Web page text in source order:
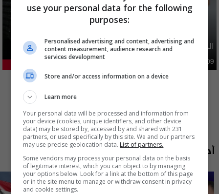
الدولار يواصل الارتفاع امام الدينار العراقي
09:50 | 2026-08-09
المزيد
أحدث الحلقات
use your personal data for the following
purposes:
Personalised advertising and content, advertising and
content measurement, audience research and
services development
Store and/or access information on a device
Learn more
Your personal data will be processed and information from
your device (cookies, unique identifiers, and other device
data) may be stored by, accessed by and shared with 231
partners, or used specifically by this site. We and our partners
may use precise geolocation data. List of partners.
Some vendors may process your personal data on the basis
of legitimate interest, which you can object to by managing
your options below. Look for a link at the bottom of this page
or in the site menu to manage or withdraw consent in privacy
and cookie settings.